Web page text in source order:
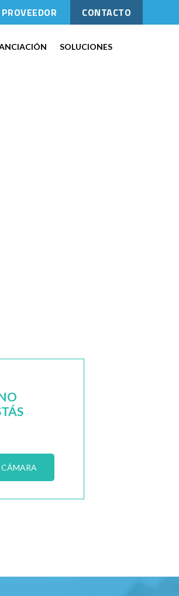
CONTACTO
SOLUCIONES